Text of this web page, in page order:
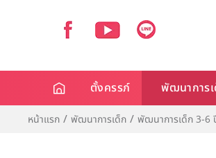
ตั้งครรภ์ พัฒนาการ
หน้าแรก พัฒนาการเด็ก พัฒนาการเด็ก 3-6